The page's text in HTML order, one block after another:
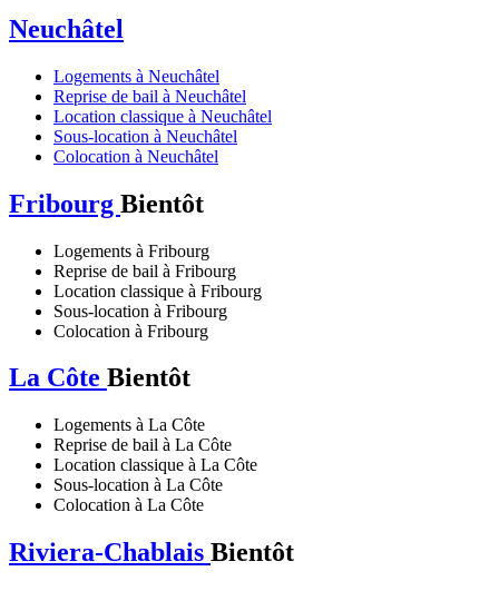
Neuchâtel
Logements à Neuchâtel
Reprise de bail à Neuchâtel
Location classique à Neuchâtel
Sous-location à Neuchâtel
Colocation à Neuchâtel
Fribourg Bientôt
Logements à Fribourg
Reprise de bail à Fribourg
Location classique à Fribourg
Sous-location à Fribourg
Colocation à Fribourg
La Côte Bientôt
Logements à La Côte
Reprise de bail à La Côte
Location classique à La Côte
Sous-location à La Côte
Colocation à La Côte
Riviera-Chablais Bientôt